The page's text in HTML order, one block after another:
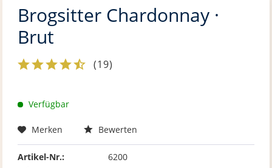
Brogsitter Chardonnay ·
Brut
(19)
Verfügbar
Merken Bewerten
Artikel-Nr.:
6200